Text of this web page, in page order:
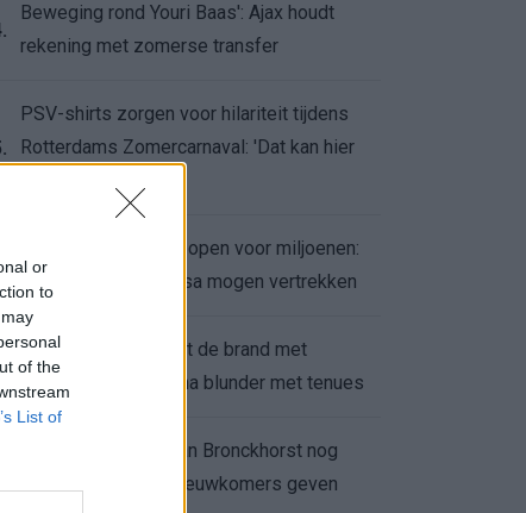
or
to
of the
List of
Beweging rond Youri Baas': Ajax houdt
rekening met zomerse transfer
PSV-shirts zorgen voor hilariteit tijdens
Rotterdams Zomercarnaval: 'Dat kan hier
Feyenoord zet deur open voor miljoenen:
Ueda en Hadj Moussa mogen vertrekken
Ajax helpt Burnley uit de brand met
afgeknipte sokken na blunder met tenues
Feyenoord onder Van Bronckhorst nog
altijd ongeslagen: nieuwkomers geven